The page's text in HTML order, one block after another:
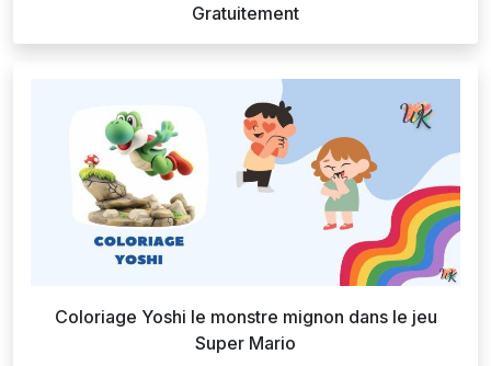
Gratuitement
Coloriage Yoshi le monstre mignon dans le jeu
Super Mario